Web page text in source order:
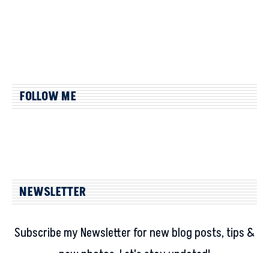
FOLLOW ME
NEWSLETTER
Subscribe my Newsletter for new blog posts, tips &